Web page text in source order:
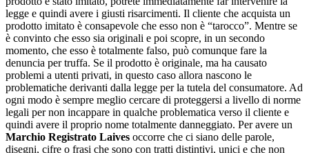
legge e quindi avere i giusti risarcimenti. Il cliente che acquista un
prodotto imitato è consapevole che esso non è “tarocco”. Mentre se
è convinto che esso sia originali e poi scopre, in un secondo
momento, che esso è totalmente falso, può comunque fare la
denuncia per truffa. Se il prodotto è originale, ma ha causato
problemi a utenti privati, in questo caso allora nascono le
problematiche derivanti dalla legge per la tutela del consumatore. Ad
ogni modo è sempre meglio cercare di proteggersi a livello di norme
legali per non incappare in qualche problematica verso il cliente e
quindi avere il proprio nome totalmente danneggiato. Per avere un
Marchio Registrato Laives occorre che ci siano delle parole,
disegni, cifre o frasi che sono con tratti distintivi, unici e che non